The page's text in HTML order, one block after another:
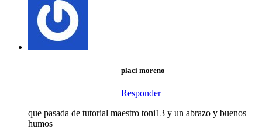
placi moreno
Responder
que pasada de tutorial maestro toni13 y un abrazo y buenos
humos